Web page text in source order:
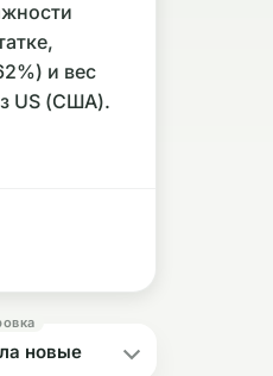
и вес
US (США).